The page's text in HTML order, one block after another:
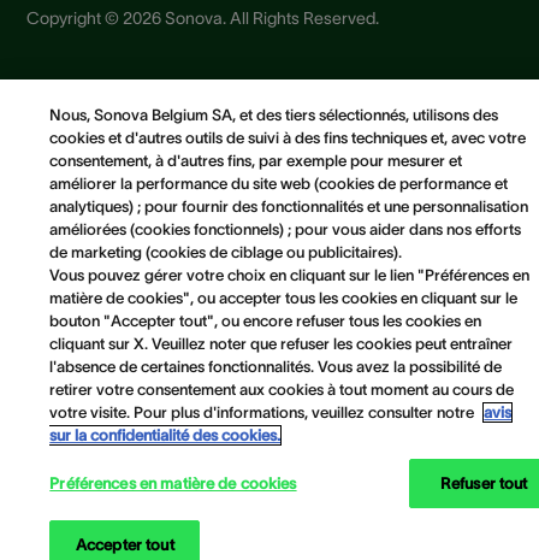
Copyright © 2026 Sonova. All Rights Reserved.
Avis de confidentialité
Avis concernant les cookies
Politique Cookies
Préférences en matière de cookies
Nous, Sonova Belgium SA, et des tiers sélectionnés, utilisons des
cookies et d'autres outils de suivi à des fins techniques et, avec votre
consentement, à d'autres fins, par exemple pour mesurer et
améliorer la performance du site web (cookies de performance et
analytiques) ; pour fournir des fonctionnalités et une personnalisation
améliorées (cookies fonctionnels) ; pour vous aider dans nos efforts
de marketing (cookies de ciblage ou publicitaires).
Vous pouvez gérer votre choix en cliquant sur le lien "Préférences en
matière de cookies", ou accepter tous les cookies en cliquant sur le
bouton "Accepter tout", ou encore refuser tous les cookies en
cliquant sur X. Veuillez noter que refuser les cookies peut entraîner
l'absence de certaines fonctionnalités. Vous avez la possibilité de
retirer votre consentement aux cookies à tout moment au cours de
votre visite. Pour plus d'informations, veuillez consulter notre avis
sur la confidentialité des cookies.
Préférences en matière de cookies Refuser tout
Accepter tout